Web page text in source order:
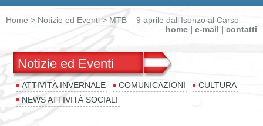
Home > Notizie ed Eventi > MTB – 9 aprile dall’Isonzo al Carso
home|e-mail|contatti
Notizie ed Eventi
ATTIVITÀ INVERNALE COMUNICAZIONI
CULTURA
NEWS ATTIVITÀ SOCIALI